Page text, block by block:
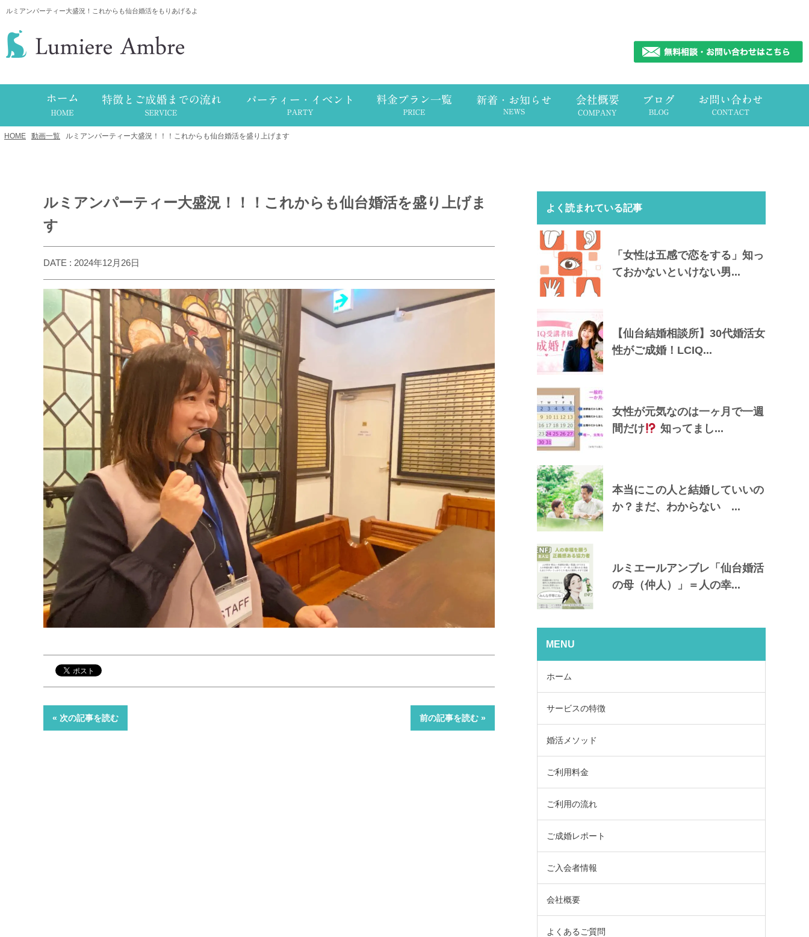
ルミアンパーティー大盛況！これからも仙台婚活をもりあげるよ
HOME 動画一覧 ルミアンパーティー大盛況！！！これからも仙台婚活を盛り上げます
ルミアンパーティー大盛況！！！これからも仙台婚活を盛り上げま
す
DATE : 2024年12月26日
« 次の記事を読む 前の記事を読む »
よく読まれている記事
「女性は五感で恋をする」知っ
ておかないといけない男...
【仙台結婚相談所】30代婚活女
性がご成婚！LCIQ...
女性が元気なのは一ヶ月で一週
間だけ
知ってまし...
本当にこの人と結婚していいの
か？まだ、わからない ...
ルミエールアンブレ「仙台婚活
の母（仲人）」＝人の幸...
MENU
ホーム
サービスの特徴
婚活メソッド
ご利用料金
ご利用の流れ
ご成婚レポート
ご入会者情報
会社概要
よくあるご質問